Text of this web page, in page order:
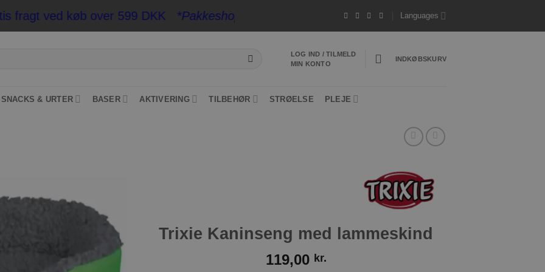
ved køb over 599 DKK *Pakkeshop op til 20 kg* - Hurtig levering 1-3 hverdage
Languages
LOG IND / TILMELD
MIN KONTO
INDKØBSKURV
SNACKS & URTER BASER AKTIVERING TILBEHØR STRØELSE PLEJE
ønskeliste
Trixie Kaninseng med lammeskind
119,00 kr.